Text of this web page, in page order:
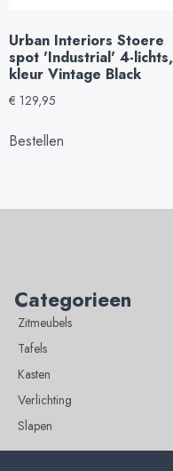
Urban Interiors Stoere
spot 'Industrial' 4-lichts,
kleur Vintage Black
€ 129,95
Bestellen
Categorieen
Zitmeubels
Tafels
Kasten
Verlichting
Slapen